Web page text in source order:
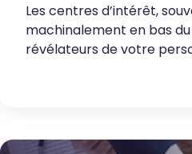
Les centres d’intérêt,
machinalement en bas
révélateurs de votre